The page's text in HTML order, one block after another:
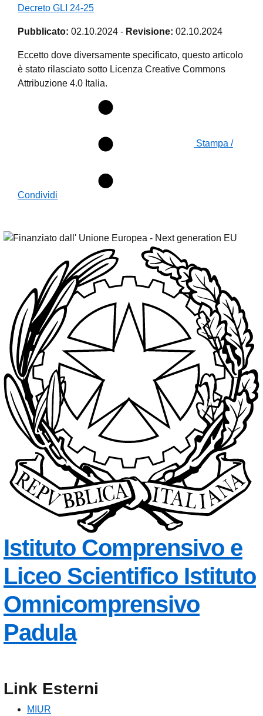
Decreto GLI 24-25
Pubblicato: 02.10.2024 - Revisione: 02.10.2024
Eccetto dove diversamente specificato, questo articolo
è stato rilasciato sotto Licenza Creative Commons
Attribuzione 4.0 Italia.
Stampa /
Condividi
Istituto Comprensivo e
Liceo Scientifico Istituto
Omnicomprensivo
Padula
Link Esterni
MIUR